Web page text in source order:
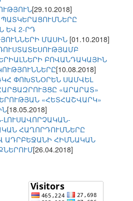
[29.10.2018]
ԵՎ 2-ՐԴ
ՄԱՍԻՆ [01.10.2018]
ԲՈՎԱՆԴԱԿԱՅԻՆ
[10.08.2018]
ՓՈԽՏՆՕՐԵՆ ՍԱՄՎԵԼ
«ԱՐԱՐԱՏ»
«ՀԵՏՀԱՇՎԱՐԿ»
[18.05.2018]
ՀԱՂՈՐԴՈՒՄՆԵՐԸ
ԱԴՐԲԵՋԱՆԻ ՀԻՄՆԱԿԱՆ
[26.04.2018]